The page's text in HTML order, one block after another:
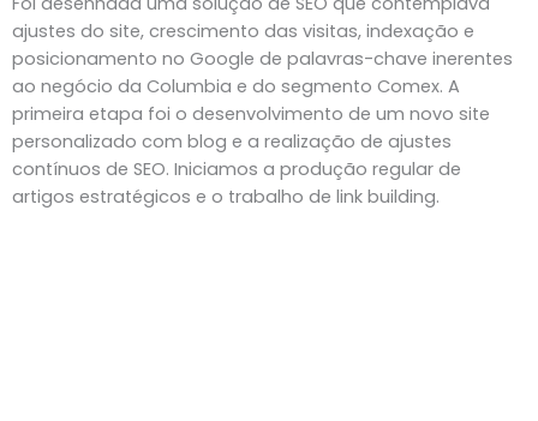
ajustes do site, crescimento das visitas, indexação e
posicionamento no Google de palavras-chave inerentes
ao negócio da Columbia e do segmento Comex. A
primeira etapa foi o desenvolvimento de um novo site
personalizado com blog e a realização de ajustes
contínuos de SEO. Iniciamos a produção regular de
artigos estratégicos e o trabalho de link building.